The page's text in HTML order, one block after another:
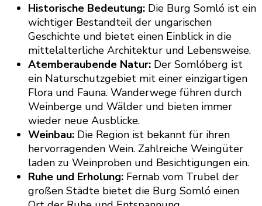
Historische Bedeutung: Die Burg Somló ist ein
wichtiger Bestandteil der ungarischen
Geschichte und bietet einen Einblick in die
mittelalterliche Architektur und Lebensweise.
Atemberaubende Natur: Der Somlóberg ist
ein Naturschutzgebiet mit einer einzigartigen
Flora und Fauna. Wanderwege führen durch
Weinberge und Wälder und bieten immer
wieder neue Ausblicke.
Weinbau: Die Region ist bekannt für ihren
hervorragenden Wein. Zahlreiche Weingüter
laden zu Weinproben und Besichtigungen ein.
Ruhe und Erholung: Fernab vom Trubel der
großen Städte bietet die Burg Somló einen